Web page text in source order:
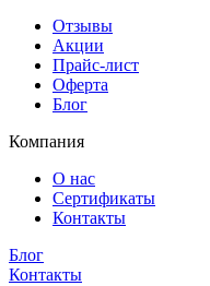
Отзывы
Акции
Прайс-лист
Оферта
Блог
Компания
О нас
Сертификаты
Контакты
Блог
Контакты